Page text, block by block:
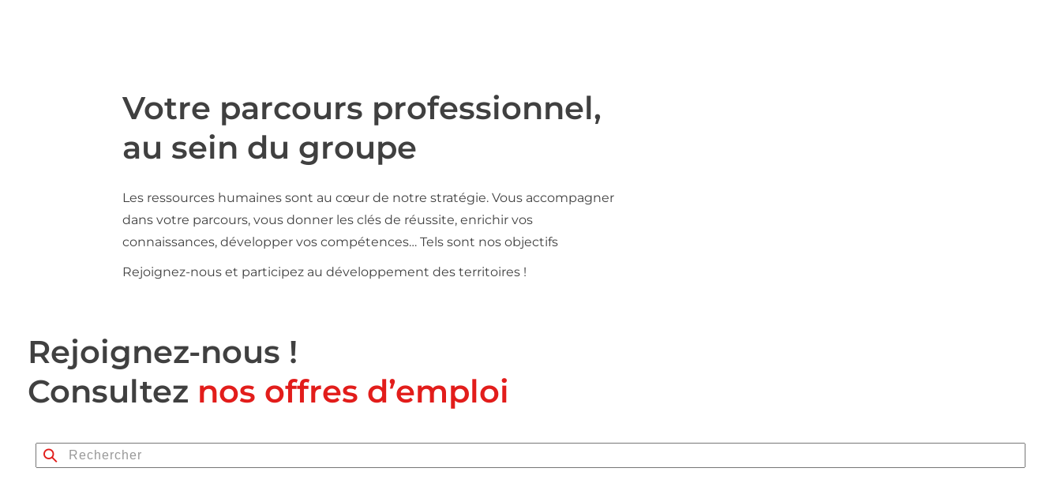
Votre parcours professionnel,
au sein du groupe
Les ressources humaines sont au cœur de notre stratégie. Vous accompagner
dans votre parcours, vous donner les clés de réussite, enrichir vos
connaissances, développer vos compétences… Tels sont nos objectifs
Rejoignez-nous et participez au développement des territoires !
Rejoignez-nous !
Consultez nos offres d’emploi